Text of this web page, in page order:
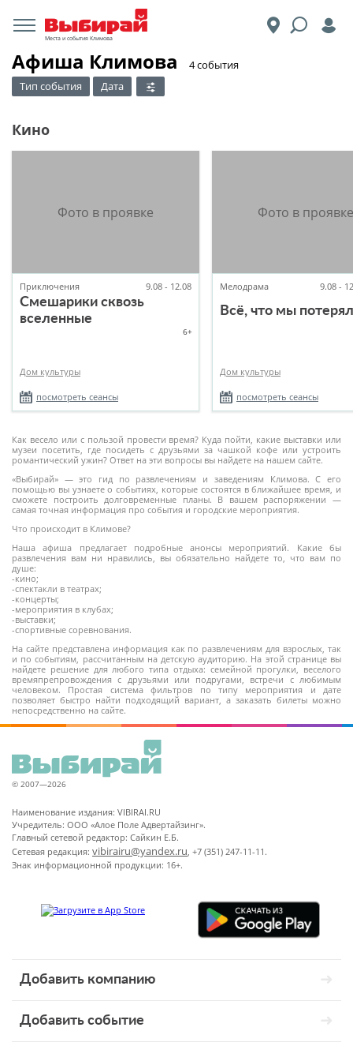
Места и события Климова
Афиша Климова
​4 события
Тип события
Дата
Как весело или с пользой провести время? Куда пойти, какие выставки или
музеи посетить, где посидеть с друзьями за чашкой кофе или устроить
романтический ужин? Ответ на эти вопросы вы найдете на нашем сайте.
«Выбирай» — это гид по развлечениям и заведениям Климова. С его
помощью вы узнаете о событиях, которые состоятся в ближайшее время, и
сможете построить долговременные планы. В вашем распоряжении —
самая точная информация про события и городские мероприятия.
Что происходит в Климове?
Наша афиша предлагает подробные анонсы мероприятий. Какие бы
развлечения вам ни нравились, вы обязательно найдете то, что вам по
душе:
-кино;
-спектакли в театрах;
-концерты;
-мероприятия в клубах;
-выставки;
-спортивные соревнования.
На сайте представлена информация как по развлечениям для взрослых, так
и по событиям, рассчитанным на детскую аудиторию. На этой странице вы
найдете решение для любого типа отдыха: семейной прогулки, веселого
времяпрепровождения с друзьями или подругами, встречи с любимым
человеком. Простая система фильтров по типу мероприятия и дате
позволяет быстро найти подходящий вариант, а заказать билеты можно
непосредственно на сайте.
Кино
Приключения 9.08 - 12.08
Смешарики сквозь
вселенные
6+
Дом культуры
посмотреть сеансы
Мелодрама 9.08 -
Всё, что мы
Дом культуры
посмотреть сеансы
© 2007—2026
Наименование издания: VIBIRAI.RU
Учредитель: ООО «Алое Поле Адвертайзинг».
Главный сетевой редактор: Сайкин Е.Б.
Сетевая редакция: vibirairu@yandex.ru, +7 (351) 247-11-11.
Знак информационной продукции: 16+.
Добавить компанию
Добавить событие